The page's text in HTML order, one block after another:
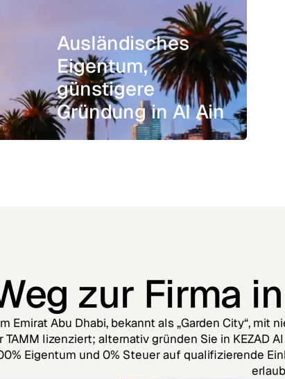
Ausländisches
Eigentum,
günstigere
Gründung in Al Ain
zur Firma
Emirat Abu Dhabi, bekannt als „Garden City“,
TAMM lizenziert; alternativ gründen Sie in
Eigentum und 0% Steuer auf qualifizierende